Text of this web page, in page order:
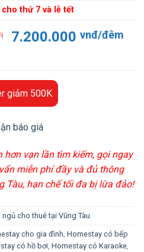
thứ 7 và lễ tết
Giá
12.900.000 vnđ/
đêm.
7.200.000vnđ/đêm
giảm 500K
hơn vạn lần tìm kiếm, gọi ngay
miễn phí đầy và đủ thông
Tàu, hạn chế tối đa bị lừa đảo!
cho thuê tại Vũng Tàu
cho gia đình Homestay có bếp
có hồ bơi Homestay có Karaoke